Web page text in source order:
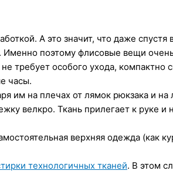
А это значит, что даже
Именно поэтому флисовые вещи
требует особого ухода, компактно
часы.
им на плечах от лямок рюкзака и на
велкро. Ткань прилегает к руке и
верхняя одежда (как
технологичных тканей. В этом